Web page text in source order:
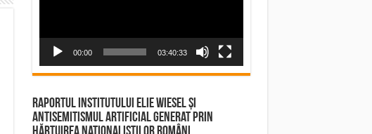
00:00 03:40:33
Raportul Institutului Elie Wiesel și
Antisemitismul Artificial Generat prin